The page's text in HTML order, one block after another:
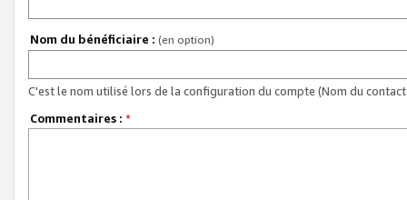
Nom du bénéficiaire : (en option)
C'est le nom utilisé lors de la configuration du compte (Nom du
Commentaires : *